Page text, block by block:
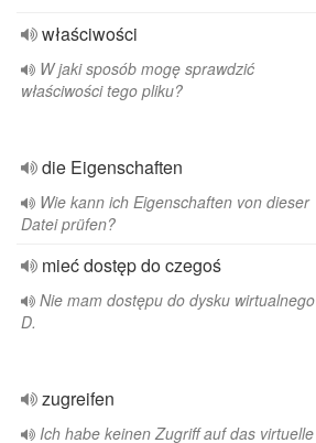
właściwości
W jaki sposób mogę sprawdzić
właściwości tego pliku?
die Eigenschaften
Wie kann ich Eigenschaften von dieser
Datei prüfen?
mieć dostęp do czegoś
Nie mam dostępu do dysku wirtualnego
D.
zugreifen
Ich habe keinen Zugriff auf das virtuelle